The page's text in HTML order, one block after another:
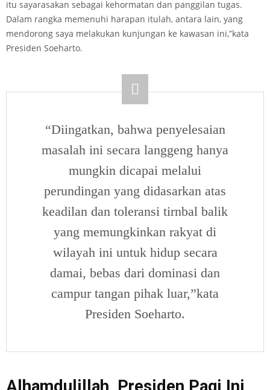
itu sayarasakan sebagai kehormatan dan panggilan tugas.
Dalam rangka memenuhi harapan itulah, antara lain, yang
mendorong saya melakukan kunjungan ke kawasan ini,”kata
Presiden Soeharto.
“Diingatkan, bahwa penyelesaian
masalah ini secara langgeng hanya
mungkin dicapai melalui
perundingan yang didasarkan atas
keadilan dan toleransi tirnbal balik
yang memungkinkan rakyat di
wilayah ini untuk hidup secara
damai, bebas dari dominasi dan
campur tangan pihak luar,”kata
Presiden Soeharto.